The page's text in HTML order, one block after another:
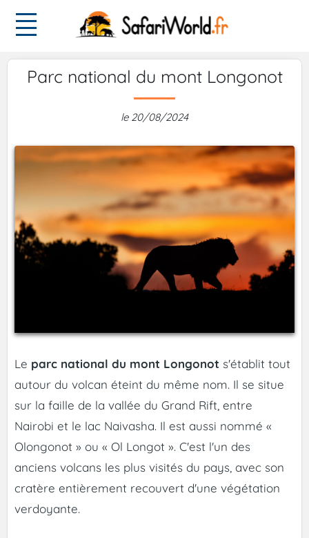
Parc national du mont Longonot
le 20/08/2024
Le parc national du mont Longonot s'établit tout
autour du volcan éteint du même nom. Il se situe
sur la faille de la vallée du Grand Rift, entre
Nairobi et le lac Naivasha. Il est aussi nommé «
Olongonot » ou « Ol Longot ». C'est l'un des
anciens volcans les plus visités du pays, avec son
cratère entièrement recouvert d'une végétation
verdoyante.